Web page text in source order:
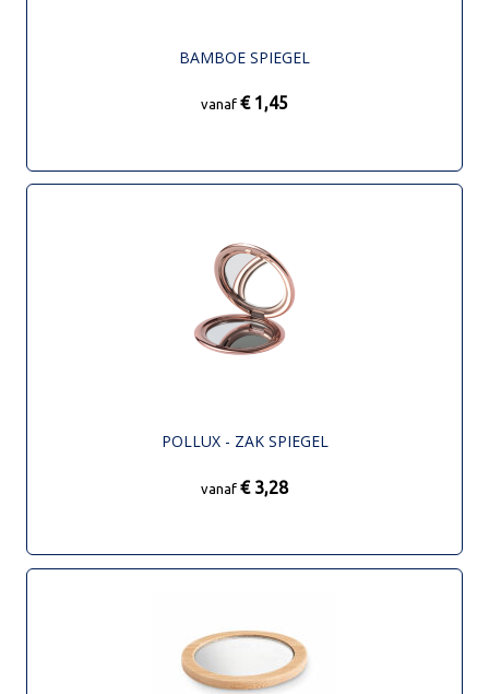
BAMBOE SPIEGEL
vanaf € 1,45
POLLUX - ZAK SPIEGEL
vanaf € 3,28